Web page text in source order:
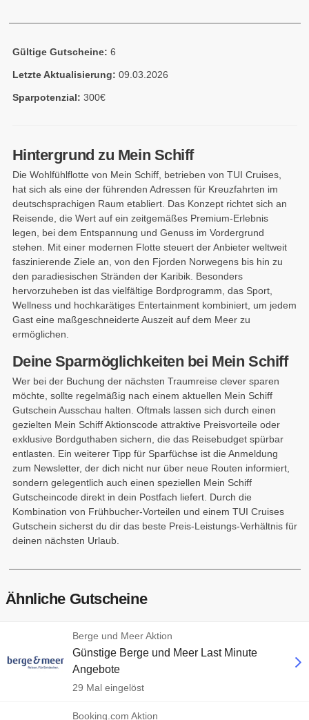
Gültige Gutscheine: 6
Letzte Aktualisierung: 09.03.2026
Sparpotenzial: 300€
Hintergrund zu Mein Schiff
Die Wohlfühlflotte von Mein Schiff, betrieben von TUI Cruises,
hat sich als eine der führenden Adressen für Kreuzfahrten im
deutschsprachigen Raum etabliert. Das Konzept richtet sich an
Reisende, die Wert auf ein zeitgemäßes Premium-Erlebnis
legen, bei dem Entspannung und Genuss im Vordergrund
stehen. Mit einer modernen Flotte steuert der Anbieter weltweit
faszinierende Ziele an, von den Fjorden Norwegens bis hin zu
den paradiesischen Stränden der Karibik. Besonders
hervorzuheben ist das vielfältige Bordprogramm, das Sport,
Wellness und hochkarätiges Entertainment kombiniert, um jedem
Gast eine maßgeschneiderte Auszeit auf dem Meer zu
ermöglichen.
Deine Sparmöglichkeiten bei Mein Schiff
Wer bei der Buchung der nächsten Traumreise clever sparen
möchte, sollte regelmäßig nach einem aktuellen Mein Schiff
Gutschein Ausschau halten. Oftmals lassen sich durch einen
gezielten Mein Schiff Aktionscode attraktive Preisvorteile oder
exklusive Bordguthaben sichern, die das Reisebudget spürbar
entlasten. Ein weiterer Tipp für Sparfüchse ist die Anmeldung
zum Newsletter, der dich nicht nur über neue Routen informiert,
sondern gelegentlich auch einen speziellen Mein Schiff
Gutscheincode direkt in dein Postfach liefert. Durch die
Kombination von Frühbucher-Vorteilen und einem TUI Cruises
Gutschein sicherst du dir das beste Preis-Leistungs-Verhältnis für
deinen nächsten Urlaub.
Ähnliche Gutscheine
Berge und Meer Aktion
Günstige Berge und Meer Last Minute
Angebote
29 Mal eingelöst
Booking.com Aktion